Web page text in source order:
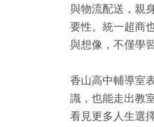
與物流配送，親
要性。統一超商
與想像，不僅學
香山高中輔導室
識，也能走出教
看見更多人生選
+
司法放大鏡
50 +
兩岸道教文化
流專區